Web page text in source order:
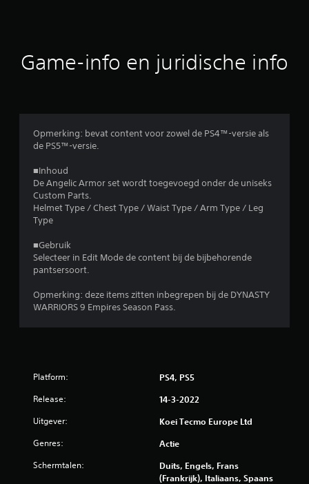
b
o
d
e
i
n
s
Game-info en juridische info
Opmerking: bevat content voor zowel de PS4™-versie als
de PS5™-versie.
■Inhoud
De Angelic Armor set wordt toegevoegd onder de uniseks
Custom Parts.
Helmet Type / Chest Type / Waist Type / Arm Type / Leg
Type
■Gebruik
Selecteer in Edit Mode de content bij de bijbehorende
pantsersoort.
Opmerking: deze items zitten inbegrepen bij de DYNASTY
WARRIORS 9 Empires Season Pass.
Platform: PS4, PS5
Release: 14-3-2022
Uitgever: Koei Tecmo Europe Ltd
Genres: Actie
Schermtalen:
Duits, Engels, Frans
(Frankrijk), Italiaans, Spaans